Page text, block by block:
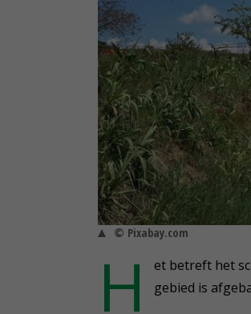
© Pixabay.com
H
et betreft het
gebied is